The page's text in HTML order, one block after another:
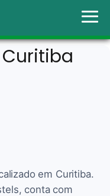
Curitiba
em Curitiba.
conta com